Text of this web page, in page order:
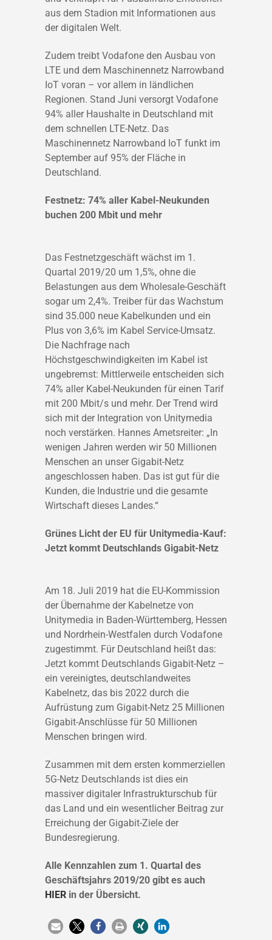
aus dem Stadion mit Informationen aus
der digitalen Welt.
Zudem treibt Vodafone den Ausbau von
LTE und dem Maschinennetz Narrowband
IoT voran – vor allem in ländlichen
Regionen. Stand Juni versorgt Vodafone
94% aller Haushalte in Deutschland mit
dem schnellen LTE-Netz. Das
Maschinennetz Narrowband IoT funkt im
September auf 95% der Fläche in
Deutschland.
Festnetz: 74% aller Kabel-Neukunden
buchen 200 Mbit und mehr
Das Festnetzgeschäft wächst im 1.
Quartal 2019/20 um 1,5%, ohne die
Belastungen aus dem Wholesale-Geschäft
sogar um 2,4%. Treiber für das Wachstum
sind 35.000 neue Kabelkunden und ein
Plus von 3,6% im Kabel Service-Umsatz.
Die Nachfrage nach
Höchstgeschwindigkeiten im Kabel ist
ungebremst: Mittlerweile entscheiden sich
74% aller Kabel-Neukunden für einen Tarif
mit 200 Mbit/s und mehr. Der Trend wird
sich mit der Integration von Unitymedia
noch verstärken. Hannes Ametsreiter: „In
wenigen Jahren werden wir 50 Millionen
Menschen an unser Gigabit-Netz
angeschlossen haben. Das ist gut für die
Kunden, die Industrie und die gesamte
Wirtschaft dieses Landes.“
Grünes Licht der EU für Unitymedia-Kauf:
Jetzt kommt Deutschlands Gigabit-Netz
Am 18. Juli 2019 hat die EU-Kommission
der Übernahme der Kabelnetze von
Unitymedia in Baden-Württemberg, Hessen
und Nordrhein-Westfalen durch Vodafone
zugestimmt. Für Deutschland heißt das:
Jetzt kommt Deutschlands Gigabit-Netz –
ein vereinigtes, deutschlandweites
Kabelnetz, das bis 2022 durch die
Aufrüstung zum Gigabit-Netz 25 Millionen
Gigabit-Anschlüsse für 50 Millionen
Menschen bringen wird.
Zusammen mit dem ersten kommerziellen
5G-Netz Deutschlands ist dies ein
massiver digitaler Infrastrukturschub für
das Land und ein wesentlicher Beitrag zur
Erreichung der Gigabit-Ziele der
Bundesregierung.
Alle Kennzahlen zum 1. Quartal des
Geschäftsjahrs 2019/20 gibt es auch
HIER in der Übersicht.